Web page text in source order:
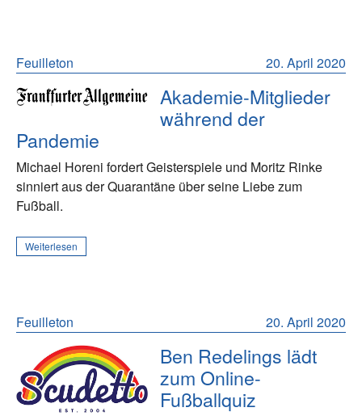
20. April 2020
Feuilleton
Akademie-Mitglieder
während der
Pandemie
Michael Horeni fordert Geisterspiele und Moritz Rinke
sinniert aus der Quarantäne über seine Liebe zum
Fußball.
Weiterlesen
20. April 2020
Feuilleton
Ben Redelings lädt
zum Online-
Fußballquiz